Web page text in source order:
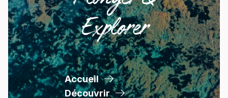
Explorer
Accueil
Découvrir